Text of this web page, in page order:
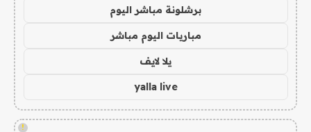
برشلونة مباشر اليوم
مباريات اليوم مباشر
يلا لايف
yalla live
!